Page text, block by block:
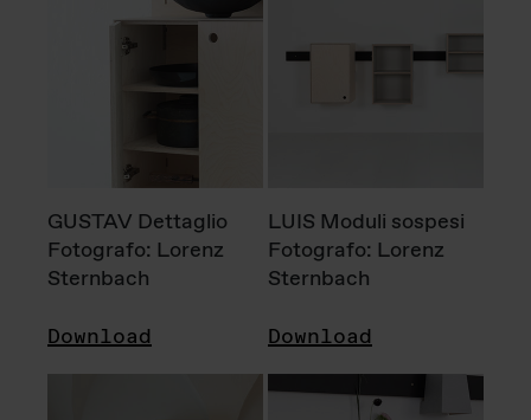
GUSTAV Dettaglio
Fotografo: Lorenz
Sternbach
Download
LUIS Moduli sospesi
Fotografo: Lorenz
Sternbach
Download